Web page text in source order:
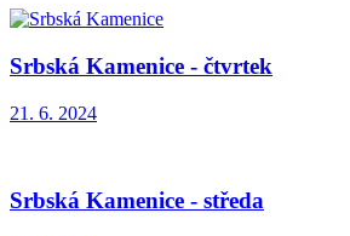
Srbská Kamenice - čtvrtek
21. 6. 2024
Srbská Kamenice - středa